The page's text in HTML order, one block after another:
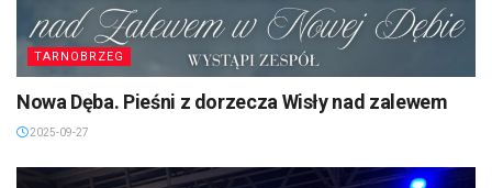
TARNOBRZEG
Nowa Dęba. Pieśni z dorzecza Wisły nad zalewem
2025-09-27